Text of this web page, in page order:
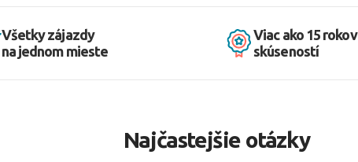
Všetky zájazdy
na jednom mieste
Viac ako 15 rokov
skúseností
Najčastejšie otázky